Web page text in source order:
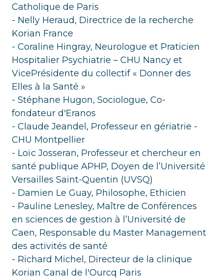
Catholique de Paris
- Nelly Heraud, Directrice de la recherche
Korian France
- Coraline Hingray, Neurologue et Praticien
Hospitalier Psychiatrie – CHU Nancy et
VicePrésidente du collectif « Donner des
Elles à la Santé »
- Stéphane Hugon, Sociologue, Co-
fondateur d'Eranos
- Claude Jeandel, Professeur en gériatrie -
CHU Montpellier
- Loïc Josseran, Professeur et chercheur en
santé publique APHP, Doyen de l’Université
Versailles Saint-Quentin (UVSQ)
- Damien Le Guay, Philosophe, Ethicien
- Pauline Lenesley, Maître de Conférences
en sciences de gestion à l’Université de
Caen, Responsable du Master Management
des activités de santé
- Richard Michel, Directeur de la clinique
Korian Canal de l'Ourcq Paris